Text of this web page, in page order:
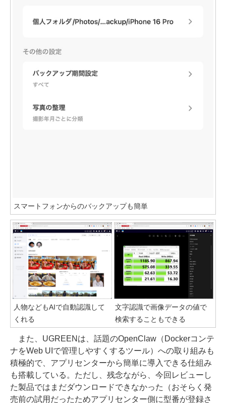
スマートフォンからのバックアップも簡単
人物などもAIで自動認識して
くれる
文字認識で画像データの値で
検索することもできる
また、UGREENは、話題のOpenClaw（Dockerコンテ
ナをWeb UIで管理しやすくするツール）への取り組みも
積極的で、アプリセンターから簡単に導入できる仕組み
も搭載している。ただし、残念ながら、今回レビューし
た製品ではまだダウンロードできなかった（おそらく発
売前の試用だったためアプリセンター側に型番が登録さ